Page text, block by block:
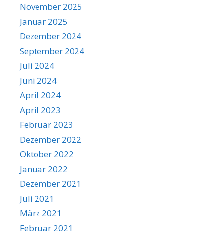
November 2025
Januar 2025
Dezember 2024
September 2024
Juli 2024
Juni 2024
April 2024
April 2023
Februar 2023
Dezember 2022
Oktober 2022
Januar 2022
Dezember 2021
Juli 2021
März 2021
Februar 2021